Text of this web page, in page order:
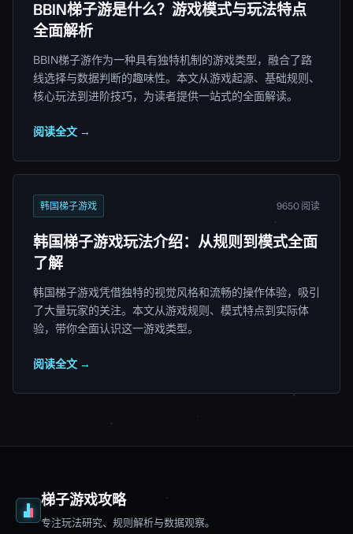
BBIN梯子游是什么？游戏模式与玩法特点
全面解析
BBIN梯子游作为一种具有独特机制的游戏类型，融合了路
线选择与数据判断的趣味性。本文从游戏起源、基础规则、
核心玩法到进阶技巧，为读者提供一站式的全面解读。
阅读全文 →
韩国梯子游戏 9650 阅读
韩国梯子游戏玩法介绍：从规则到模式全面
了解
韩国梯子游戏凭借独特的视觉风格和流畅的操作体验，吸引
了大量玩家的关注。本文从游戏规则、模式特点到实际体
验，带你全面认识这一游戏类型。
阅读全文 →
梯子游戏攻略
专注玩法研究、规则解析与数据观察。